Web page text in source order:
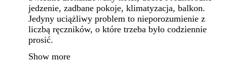
jedzenie, zadbane pokoje, klimatyzacja, balkon.
Jedyny uciążliwy problem to nieporozumienie z
liczbą ręczników, o które trzeba było codziennie
prosić.
Show more